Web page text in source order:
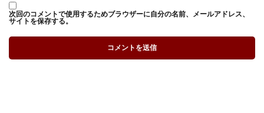
次回のコメントで使用するためブラウザーに自分の名前、メールアドレス、
サイトを保存する。